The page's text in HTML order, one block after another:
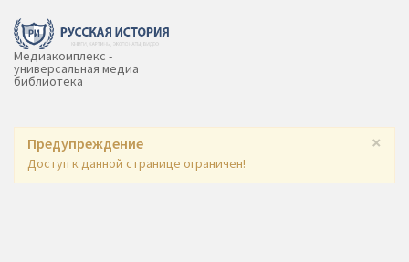
Медиакомплекс -
универсальная медиа
библиотека
×
Предупреждение
Доступ к данной странице ограничен!